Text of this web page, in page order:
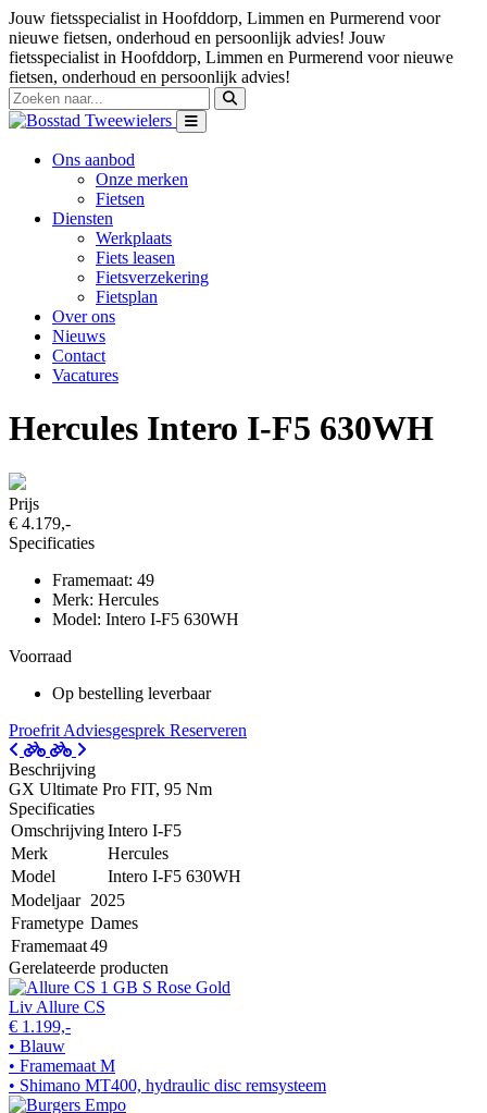
Jouw fietsspecialist in Hoofddorp, Limmen en Purmerend voor
nieuwe fietsen, onderhoud en persoonlijk advies! Jouw
fietsspecialist in Hoofddorp, Limmen en Purmerend voor nieuwe
fietsen, onderhoud en persoonlijk advies!
Ons aanbod
Onze merken
Fietsen
Diensten
Werkplaats
Fiets leasen
Fietsverzekering
Fietsplan
Over ons
Nieuws
Contact
Vacatures
Hercules Intero I-F5 630WH
Prijs
€ 4.179,-
Specificaties
Framemaat: 49
Merk: Hercules
Model: Intero I-F5 630WH
Voorraad
Op bestelling leverbaar
Proefrit Adviesgesprek Reserveren
Beschrijving
GX Ultimate Pro FIT, 95 Nm
Specificaties
OmschrijvingIntero I-F5
Merk
Hercules
Model
Intero I-F5 630WH
Modeljaar 2025
Frametype Dames
Framemaat49
Gerelateerde producten
Liv Allure CS
€ 1.199,-
• Blauw
• Framemaat M
• Shimano MT400, hydraulic disc remsysteem